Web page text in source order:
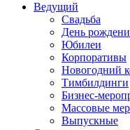
Ведущий
Свадьба
День
Юбилеи
Корпоративы
Новогодний
Тимбилдинги
Бизнес-
Массовые
Выпускные